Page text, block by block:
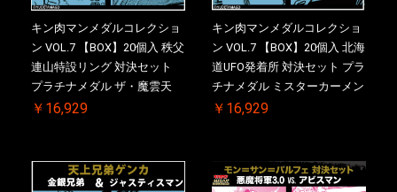
キン肉マンメダルコレクショ
ン VOL.7 【BOX】20個入 秩父
連山特設リング 対決セット
プラチナメダル ザ・魔雲天
VS. テリーマン 3.0 ケース付
注分】2026/10/30 一斉出荷予
￥16,929
キン肉マンメダルコレクショ
ン VOL.7 【BOX】20個入 北海
道UFO発着所 対決セット プラ
チナメダル ミスターカーメン
VS. ブロッケン Jr. 2.0 ケース
【二次受注分】2026/10/30 一
斉出荷予定
￥16,929